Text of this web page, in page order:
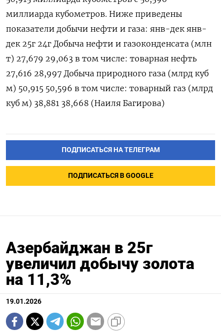
миллиарда кубометров. Ниже ‍приведены
показатели добычи ‌нефти и газа: янв-дек янв-
дек 25г 24г Добыча нефти и газоконденсата (млн
т) 27,679 29,063 в том числе: товарная нефть
27,‍616 28,997 Добыча ‍природного газа (млрд куб
м) 50,‍915 50,596 в том числе: товарный газ (млрд
куб ⁠м) 38,881 38,668 (Наиля Багирова)
ПОДПИСАТЬСЯ НА ТЕЛЕГРАМ
ПОДПИСАТЬСЯ В GOOGLE
Азербайджан в 25г
увеличил добычу золота
на 11,3%
19.01.2026